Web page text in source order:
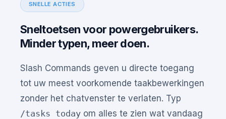
SNELLE ACTIES
Sneltoetsen voor powergebruikers.
Minder typen, meer doen.
Slash Commands geven u directe toegang
tot uw meest voorkomende taakbewerkingen
zonder het chatvenster te verlaten. Typ
/tasks today om alles te zien wat vandaag